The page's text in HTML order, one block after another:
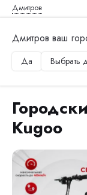
Дмитров
Дмитров ваш
Да Выбрать
Главная
Kugoo